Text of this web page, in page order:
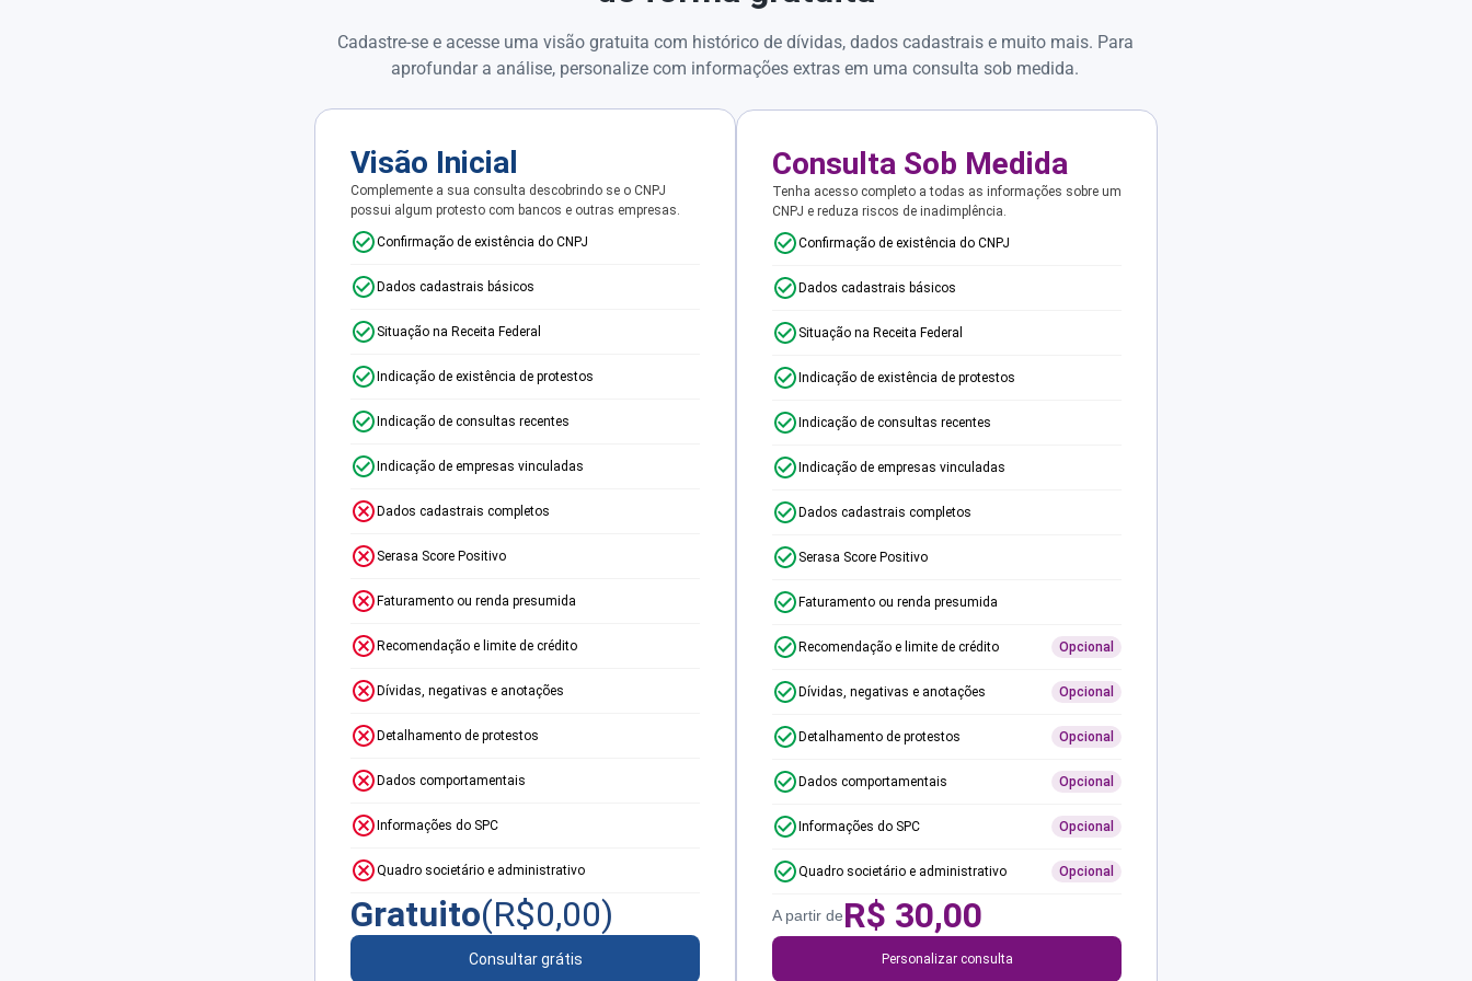
Cadastre-se e acesse uma visão gratuita com histórico de dívidas, dados cadastrais e muito mais. Para
aprofundar a análise, personalize com informações extras em uma consulta sob medida.
Visão Inicial
Complemente a sua consulta descobrindo se o CNPJ
possui algum protesto com bancos e outras empresas.
Confirmação de existência do CNPJ
Dados cadastrais básicos
Situação na Receita Federal
Indicação de existência de protestos
Indicação de consultas recentes
Indicação de empresas vinculadas
Dados cadastrais completos
Serasa Score Positivo
Faturamento ou renda presumida
Recomendação e limite de crédito
Dívidas, negativas e anotações
Detalhamento de protestos
Dados comportamentais
Informações do SPC
Quadro societário e administrativo
Gratuito(R$0,00)
Consultar grátis
Consulta Sob Medida
Tenha acesso completo a todas as informações sobre um
CNPJ e reduza riscos de inadimplência.
Confirmação de existência do CNPJ
Dados cadastrais básicos
Situação na Receita Federal
Indicação de existência de protestos
Indicação de consultas recentes
Indicação de empresas vinculadas
Dados cadastrais completos
Serasa Score Positivo
Faturamento ou renda presumida
Recomendação e limite de crédito Opcional
Dívidas, negativas e anotações Opcional
Detalhamento de protestos Opcional
Dados comportamentais Opcional
Informações do SPC Opcional
Quadro societário e administrativo Opcional
A partir deR$ 30,00
Personalizar consulta